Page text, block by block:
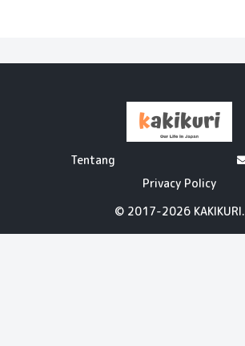
Tentang
Privacy Policy
© 2017-2026 KAKIKURI.